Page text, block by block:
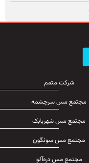
شرکت متمم
مجتمع مس سرچشمه
مجتمع مس شهربابک
مجتمع مس سونگون
مجتمع مس دره‌آلو